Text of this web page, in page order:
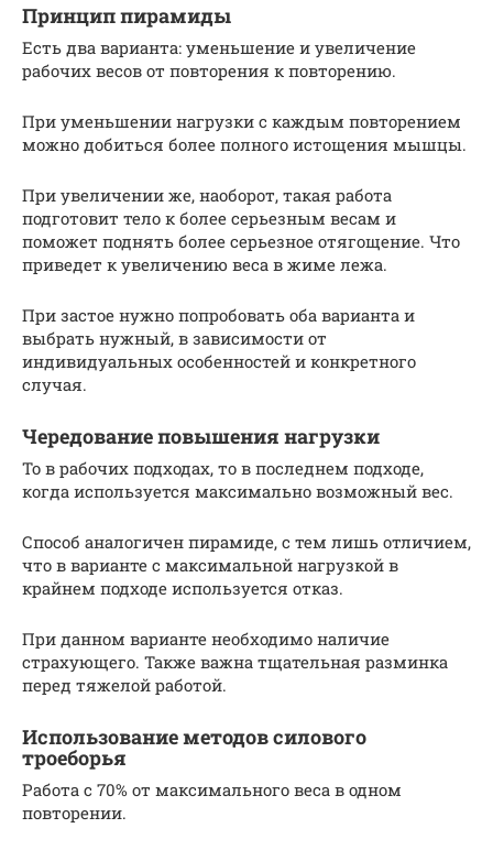
Принцип пирамиды
Есть два варианта: уменьшение и увеличение
рабочих весов от повторения к повторению.
При уменьшении нагрузки с каждым повторением
можно добиться более полного истощения мышцы.
При увеличении же, наоборот, такая работа
подготовит тело к более серьезным весам и
поможет поднять более серьезное отягощение. Что
приведет к увеличению веса в жиме лежа.
При застое нужно попробовать оба варианта и
выбрать нужный, в зависимости от
индивидуальных особенностей и конкретного
случая.
Чередование повышения нагрузки
То в рабочих подходах, то в последнем подходе,
когда используется максимально возможный вес.
Способ аналогичен пирамиде, с тем лишь отличием,
что в варианте с максимальной нагрузкой в
крайнем подходе используется отказ.
При данном варианте необходимо наличие
страхующего. Также важна тщательная разминка
перед тяжелой работой.
Использование методов силового
троеборья
Работа с 70% от максимального веса в одном
повторении.